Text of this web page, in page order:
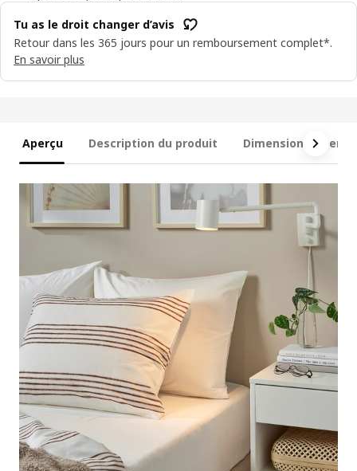
Tu as le droit changer d’avis
Retour dans les 365 jours pour un remboursement complet*.
En savoir plus
Aperçu Description du produit Dimensions et